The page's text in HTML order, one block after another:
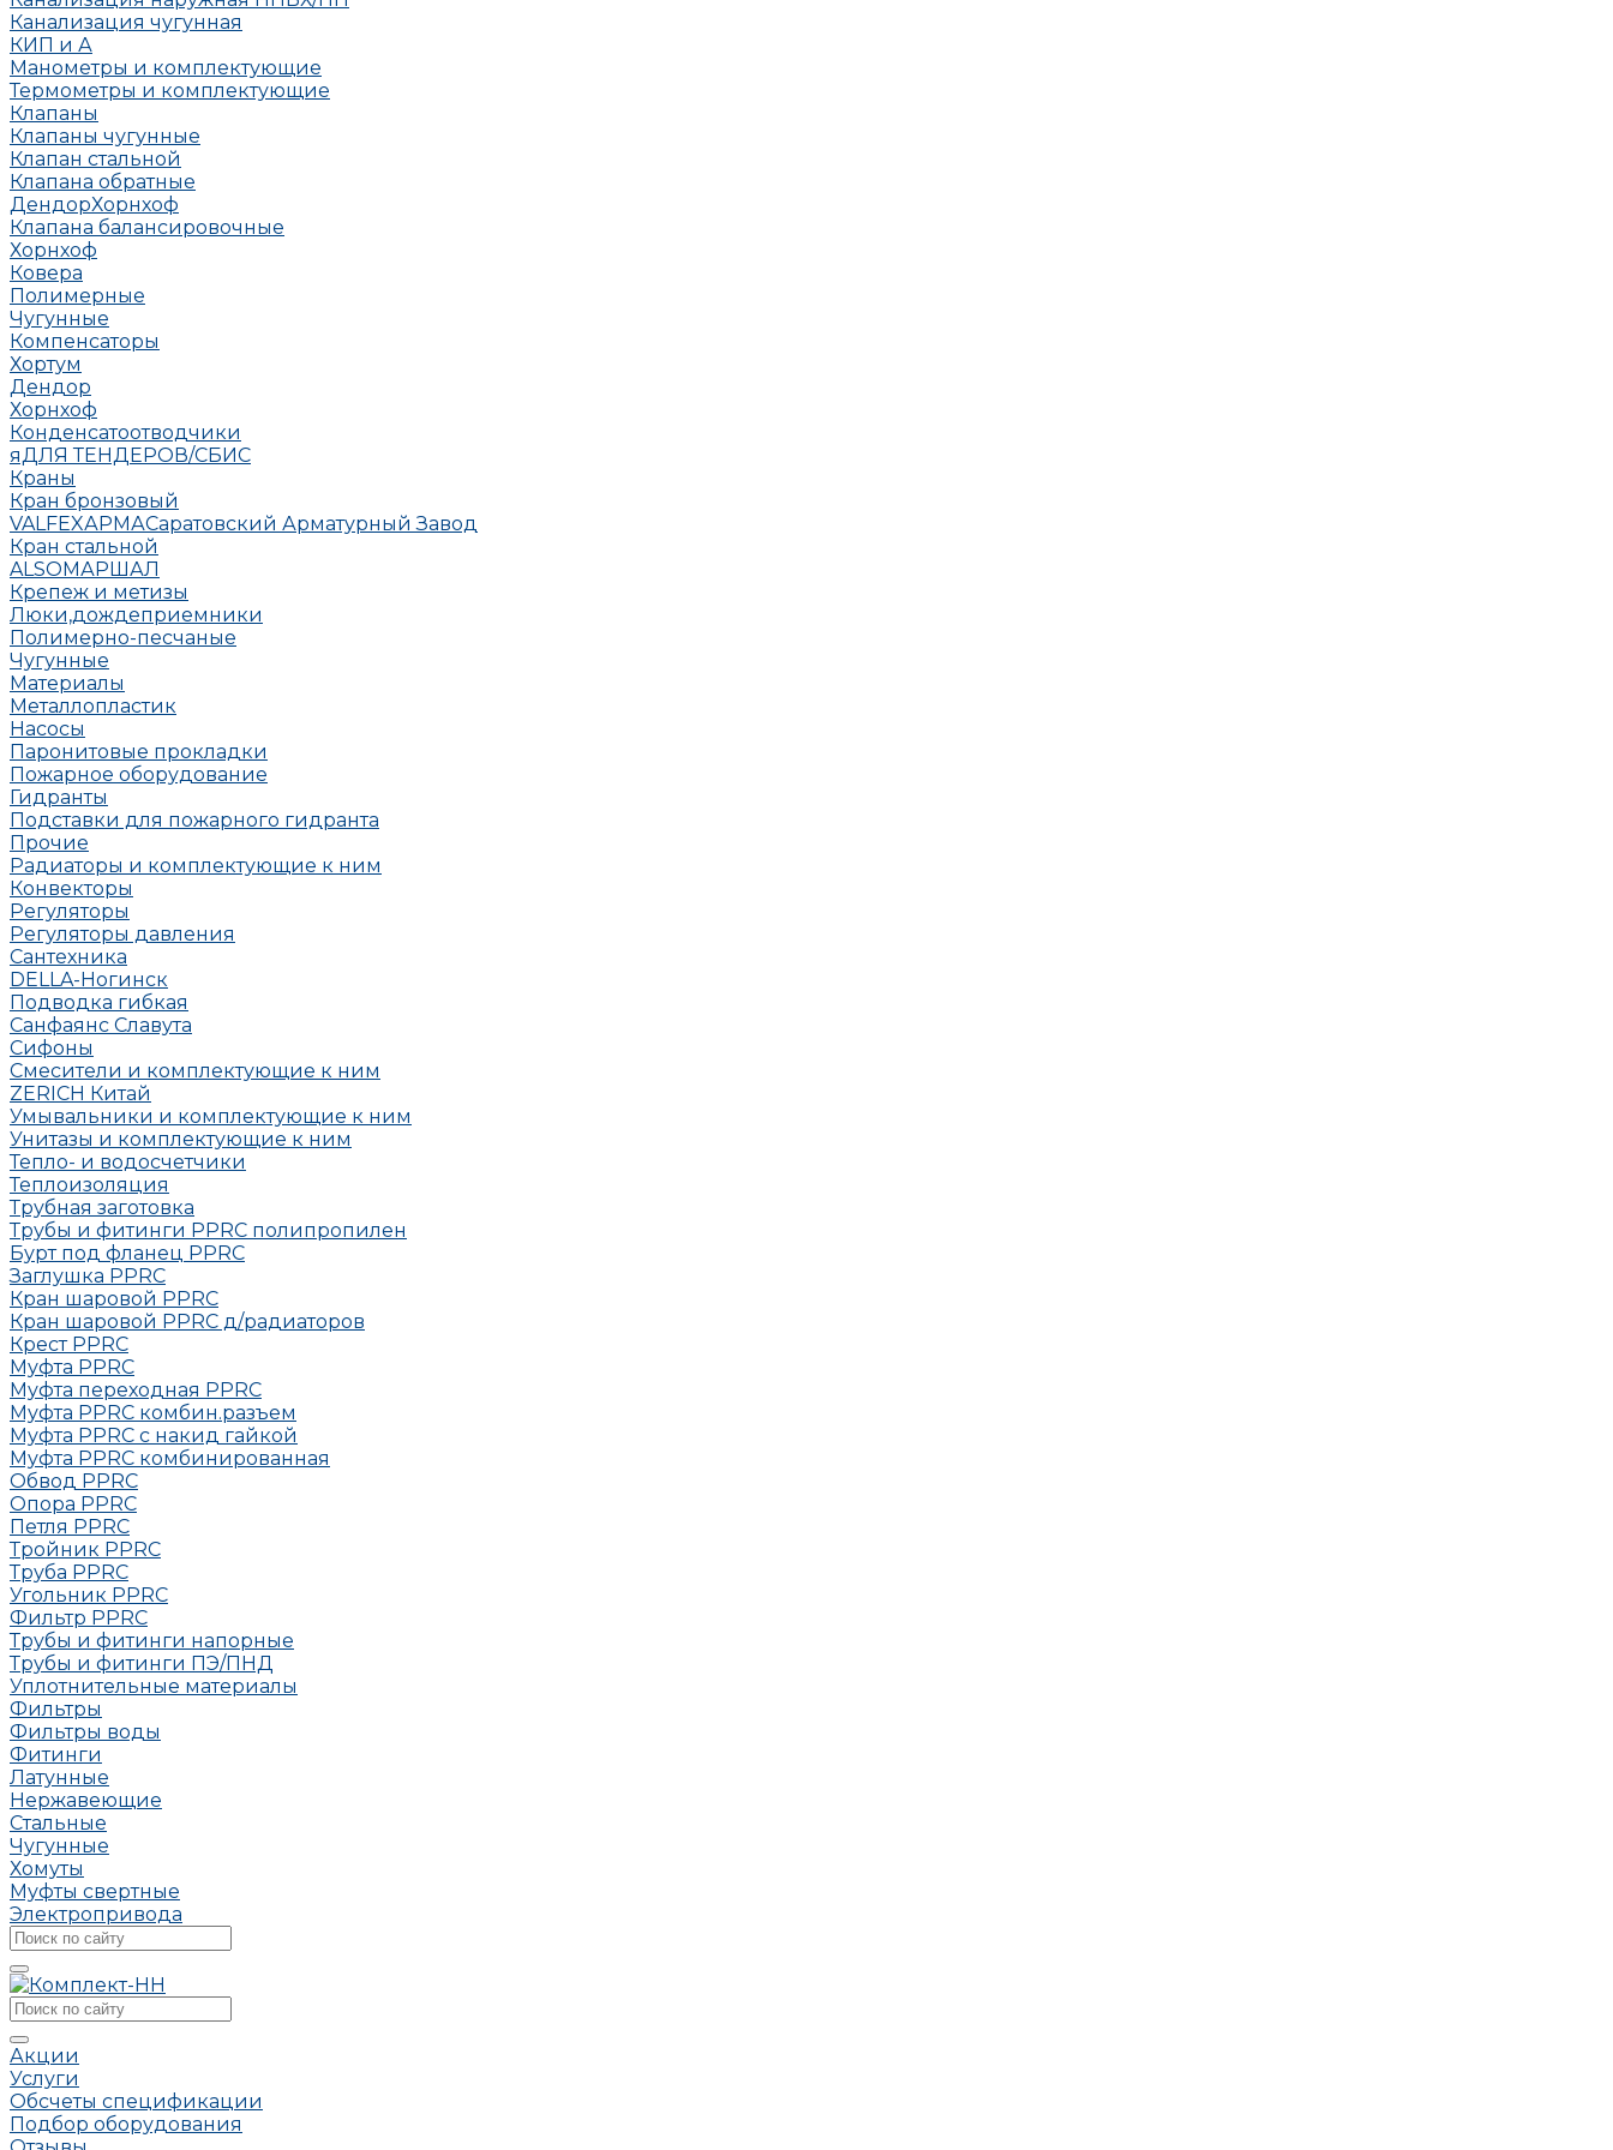
Канализация чугунная
КИП и А
Манометры и комплектующие
Термометры и комплектующие
Клапаны
Клапаны чугунные
Клапан стальной
Клапана обратные
ДендорХорнхоф
Клапана балансировочные
Хорнхоф
Ковера
Полимерные
Чугунные
Компенсаторы
Хортум
Дендор
Хорнхоф
Конденсатоотводчики
яДЛЯ ТЕНДЕРОВ/СБИС
Краны
Кран бронзовый
VALFEXАРМАСаратовский Арматурный Завод
Кран стальной
ALSOМАРШАЛ
Крепеж и метизы
Люки,дождеприемники
Полимерно-песчаные
Чугунные
Материалы
Металлопластик
Насосы
Паронитовые прокладки
Пожарное оборудование
Гидранты
Подставки для пожарного гидранта
Прочие
Радиаторы и комплектующие к ним
Конвекторы
Регуляторы
Регуляторы давления
Сантехника
DELLA-Ногинск
Подводка гибкая
Санфаянс Славута
Сифоны
Смесители и комплектующие к ним
ZERICH Китай
Умывальники и комплектующие к ним
Унитазы и комплектующие к ним
Тепло- и водосчетчики
Теплоизоляция
Трубная заготовка
Трубы и фитинги PPRC полипропилен
Бурт под фланец РРRC
Заглушка РРRC
Кран шаровой PPRC
Кран шаровой PPRC д/радиаторов
Крест PPRC
Муфта PPRC
Муфта переходная PPRC
Муфта РРRC комбин.разъем
Муфта PPRC с накид гайкой
Муфта РРRC комбинированная
Обвод РРRC
Опора РРRC
Петля РРRC
Тройник РРRC
Труба РРRC
Угольник РРRC
Фильтр PPRC
Трубы и фитинги напорные
Трубы и фитинги ПЭ/ПНД
Уплотнительные материалы
Фильтры
Фильтры воды
Фитинги
Латунные
Нержавеющие
Стальные
Чугунные
Хомуты
Муфты свертные
Электропривода
Акции
Услуги
Обсчеты спецификации
Подбор оборудования